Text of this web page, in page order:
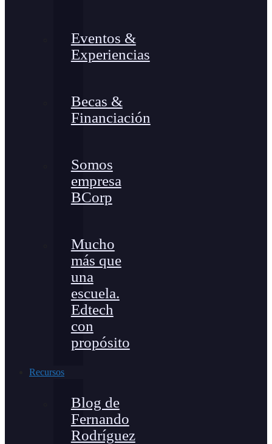
Eventos &
Experiencias
Becas &
Financiación
Somos
empresa
BCorp
Mucho
más que
una
escuela.
Edtech
con
propósito
Recursos
Blog de
Fernando
Rodríguez